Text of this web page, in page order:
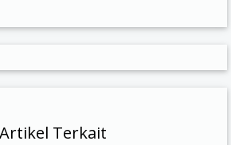
Artikel Terkait